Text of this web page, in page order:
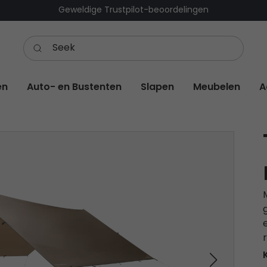
Geweldige Trustpilot-beoordelingen
Auto- en Bustenten Slapen Meubelen